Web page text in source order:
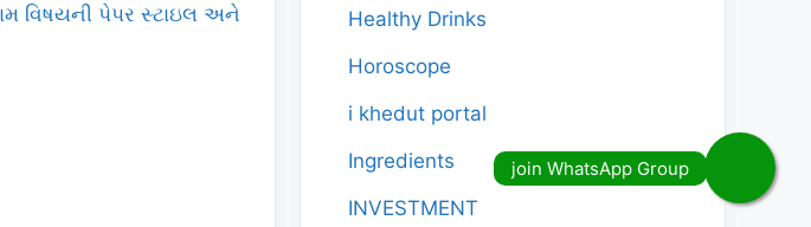
વિષયની પેપર સ્ટાઇલ અને
Healthy Drinks
Horoscope
i khedut portal
Ingredients
INVESTMENT